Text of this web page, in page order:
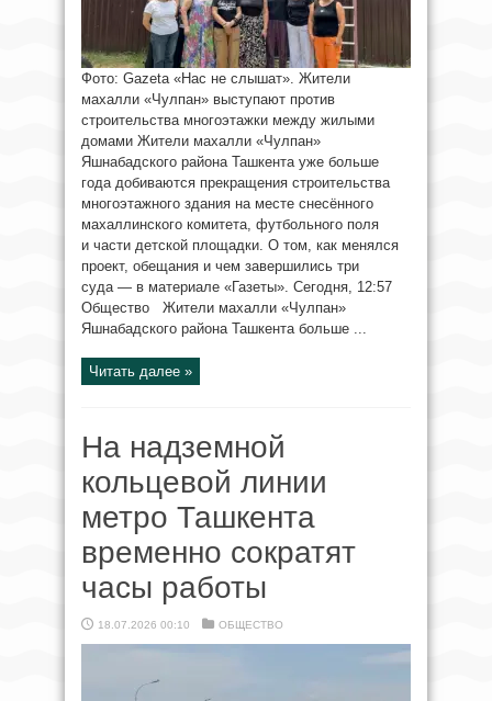
Фото: Gazeta «Нас не слышат». Жители
махалли «Чулпан» выступают против
строительства многоэтажки между жилыми
домами Жители махалли «Чулпан»
Яшнабадского района Ташкента уже больше
года добиваются прекращения строительства
многоэтажного здания на месте снесённого
махаллинского комитета, футбольного поля
и части детской площадки. О том, как менялся
проект, обещания и чем завершились три
суда — в материале «Газеты». Сегодня, 12:57
Общество Жители махалли «Чулпан»
Яшнабадского района Ташкента больше ...
Читать далее »
На надземной
кольцевой линии
метро Ташкента
временно сократят
часы работы
18.07.2026 00:10 ОБЩЕСТВО